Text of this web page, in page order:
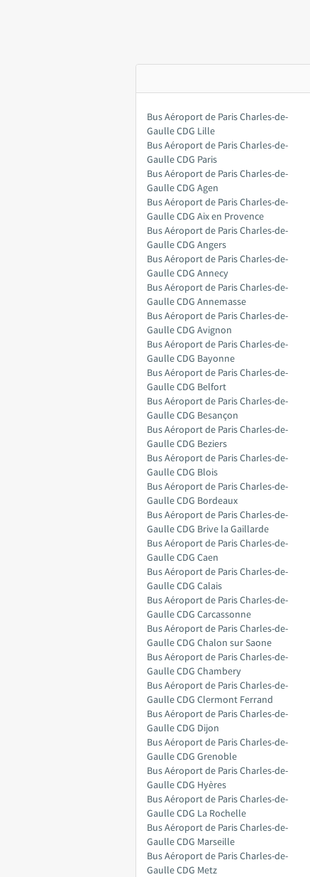
Bus Aéroport de Paris Charles-de-
Gaulle CDG Lille
Bus Aéroport de Paris Charles-de-
Gaulle CDG Paris
Bus Aéroport de Paris Charles-de-
Gaulle CDG Agen
Bus Aéroport de Paris Charles-de-
Gaulle CDG Aix en Provence
Bus Aéroport de Paris Charles-de-
Gaulle CDG Angers
Bus Aéroport de Paris Charles-de-
Gaulle CDG Annecy
Bus Aéroport de Paris Charles-de-
Gaulle CDG Annemasse
Bus Aéroport de Paris Charles-de-
Gaulle CDG Avignon
Bus Aéroport de Paris Charles-de-
Gaulle CDG Bayonne
Bus Aéroport de Paris Charles-de-
Gaulle CDG Belfort
Bus Aéroport de Paris Charles-de-
Gaulle CDG Besançon
Bus Aéroport de Paris Charles-de-
Gaulle CDG Beziers
Bus Aéroport de Paris Charles-de-
Gaulle CDG Blois
Bus Aéroport de Paris Charles-de-
Gaulle CDG Bordeaux
Bus Aéroport de Paris Charles-de-
Gaulle CDG Brive la Gaillarde
Bus Aéroport de Paris Charles-de-
Gaulle CDG Caen
Bus Aéroport de Paris Charles-de-
Gaulle CDG Calais
Bus Aéroport de Paris Charles-de-
Gaulle CDG Carcassonne
Bus Aéroport de Paris Charles-de-
Gaulle CDG Chalon sur Saone
Bus Aéroport de Paris Charles-de-
Gaulle CDG Chambery
Bus Aéroport de Paris Charles-de-
Gaulle CDG Clermont Ferrand
Bus Aéroport de Paris Charles-de-
Gaulle CDG Dijon
Bus Aéroport de Paris Charles-de-
Gaulle CDG Grenoble
Bus Aéroport de Paris Charles-de-
Gaulle CDG Hyères
Bus Aéroport de Paris Charles-de-
Gaulle CDG La Rochelle
Bus Aéroport de Paris Charles-de-
Gaulle CDG Marseille
Bus Aéroport de Paris Charles-de-
Gaulle CDG Metz